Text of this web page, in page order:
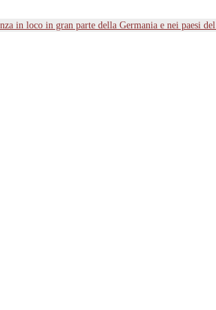
in loco in gran parte della Germania e nei paesi